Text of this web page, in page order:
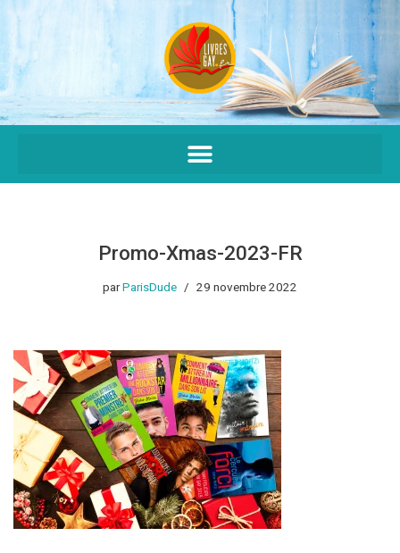
Aller
au
contenu
Promo-Xmas-2023-FR
parParisDude 29 novembre 2022